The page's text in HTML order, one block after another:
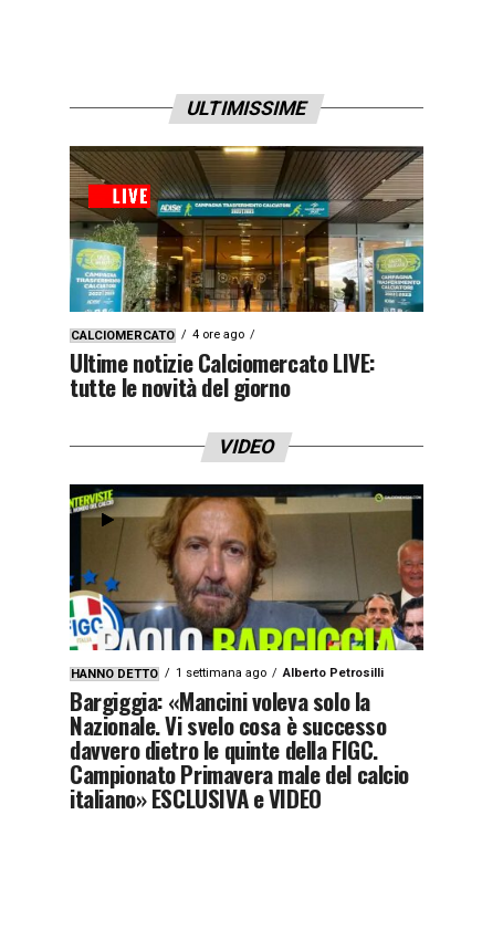
ULTIMISSIME
CALCIOMERCATO 4 ore ago
Ultime notizie Calciomercato LIVE:
tutte le novità del giorno
VIDEO
HANNO DETTO 1 settimana ago Alberto Petrosilli
Bargiggia: «Mancini voleva solo la
Nazionale. Vi svelo cosa è successo
davvero dietro le quinte della FIGC.
Campionato Primavera male del calcio
italiano» ESCLUSIVA e VIDEO